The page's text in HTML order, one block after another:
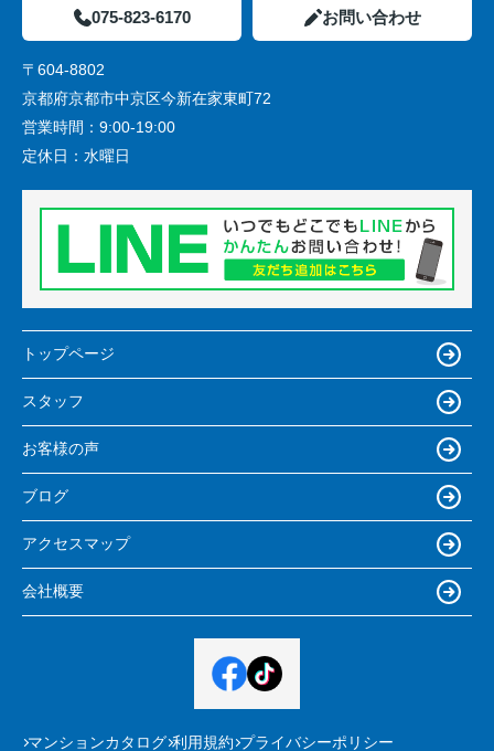
075-823-6170 お問い合わせ
〒604-8802
京都府京都市中京区今新在家東町72
営業時間： 9:00-19:00
定休日： 水曜日
トップページ
スタッフ
お客様の声
ブログ
アクセスマップ
会社概要
マンションカタログ 利用規約 プライバシーポリシー